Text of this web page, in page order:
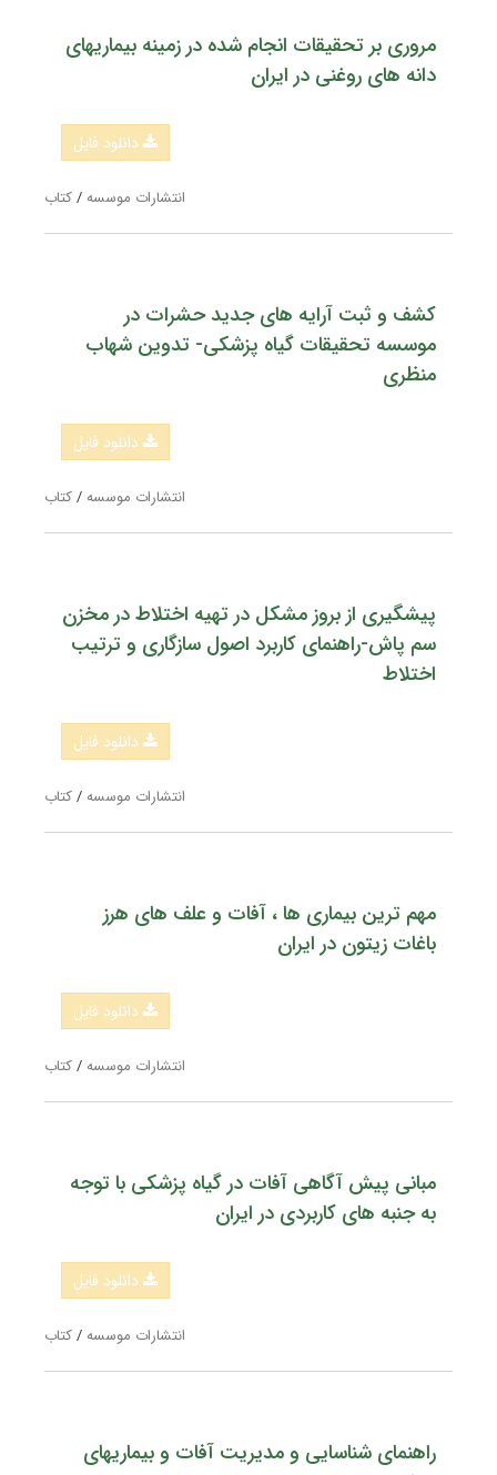
مروری بر تحقیقات انجام شده در زمینه بیماریهای
دانه های روغنی در ایران
دانلود فایل
انتشارات موسسه/کتاب
کشف و ثبت آرایه های جدید حشرات در
موسسه تحقیقات گیاه پزشکی- تدوین شهاب
منظری
دانلود فایل
انتشارات موسسه/کتاب
پیشگیری از بروز مشکل در تهیه اختلاط در مخزن
سم پاش-راهنمای کاربرد اصول سازگاری و ترتیب
اختلاط
دانلود فایل
انتشارات موسسه/کتاب
مهم ترین بیماری ها ، آفات و علف های هرز
باغات زیتون در ایران
دانلود فایل
انتشارات موسسه/کتاب
مبانی پیش آگاهی آفات در گیاه پزشکی با توجه
به جنبه های کاربردی در ایران
دانلود فایل
انتشارات موسسه/کتاب
راهنمای شناسایی و مدیریت آفات و بیماریهای